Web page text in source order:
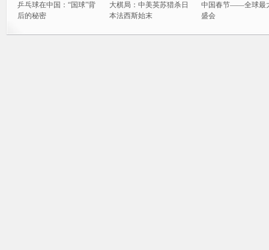
乒乓球在中国：“国球”背
后的秘密
大棋局：中美英苏猎杀日
本法西斯始末
中国春节——全球最
盛会